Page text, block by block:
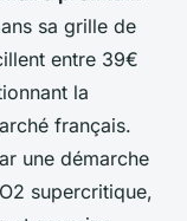
sa grille de
entre 39€
la
français.
une démarche
supercritique,